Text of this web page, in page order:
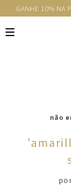
GANHE 10% NA
não
'